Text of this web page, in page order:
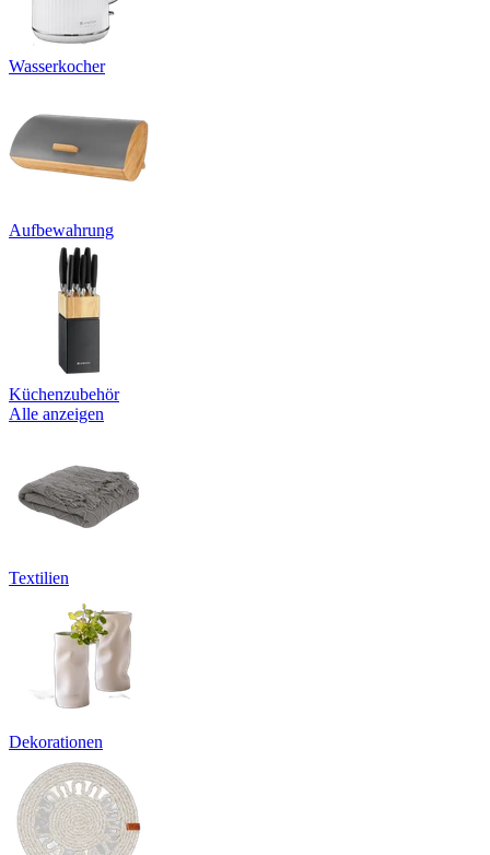
Wasserkocher
Aufbewahrung
Küchenzubehör
Alle anzeigen
Textilien
Dekorationen